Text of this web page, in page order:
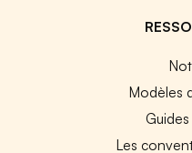
Modèles
Les